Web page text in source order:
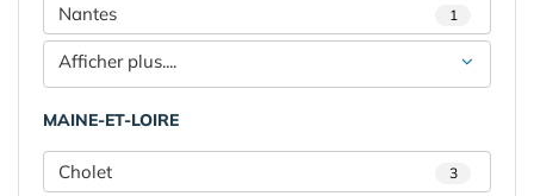
Nantes 1
Afficher plus....
MAINE-ET-LOIRE
Cholet 3